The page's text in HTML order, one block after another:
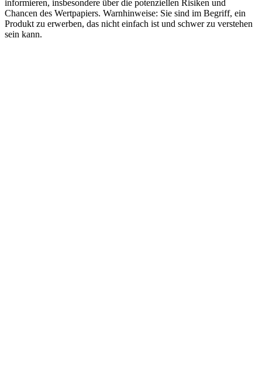
informieren, insbesondere über die potenziellen Risiken und
Chancen des Wertpapiers. Warnhinweise: Sie sind im Begriff, ein
Produkt zu erwerben, das nicht einfach ist und schwer zu verstehen
sein kann.